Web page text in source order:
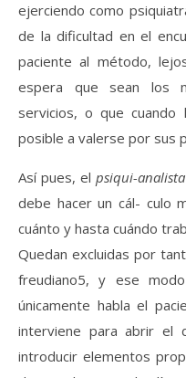
ejerciendo como
de la dificultad en el
paciente al método,
espera que sean los
servicios, o que
posible a valerse por sus
Así pues, el psiqui-analista
debe hacer un cál- culo
cuánto y hasta cuándo
Quedan excluidas por
freudiano5, y ese
únicamente habla el
interviene para abrir el
introducir elementos